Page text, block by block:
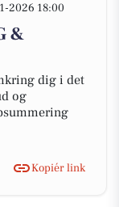
2026 18:00
&
dig i det
og
Kopiér link